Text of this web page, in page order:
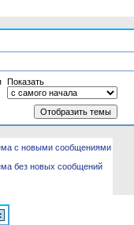
Показать
с новыми сообщениями
без новых сообщений